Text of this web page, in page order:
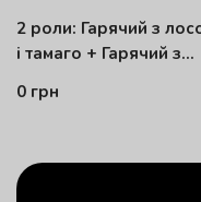
2 роли: Гарячий з
і тамаго + Гарячий з
0 грн